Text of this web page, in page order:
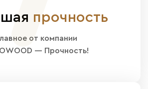
прочность
от компании
— Прочность!